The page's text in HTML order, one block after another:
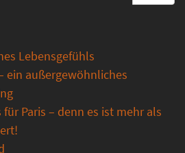
Lebensgefühls
ein außergewöhnliches
Paris – denn es ist mehr als